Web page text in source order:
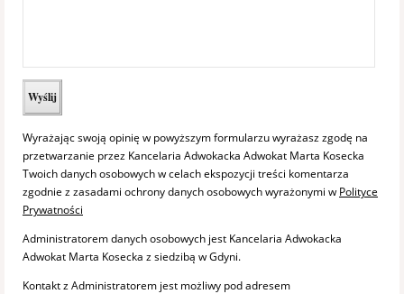
Wyrażając swoją opinię w powyższym formularzu wyrażasz zgodę na
przetwarzanie przez Kancelaria Adwokacka Adwokat Marta Kosecka
Twoich danych osobowych w celach ekspozycji treści komentarza
zgodnie z zasadami ochrony danych osobowych wyrażonymi w Polityce
Prywatności
Administratorem danych osobowych jest Kancelaria Adwokacka
Adwokat Marta Kosecka z siedzibą w Gdyni.
Kontakt z Administratorem jest możliwy pod adresem